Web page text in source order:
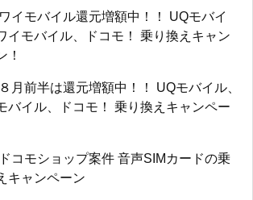
イモバイル還元増額中！！ UQモバイ
イモバイル、ドコモ！ 乗り換えキャン
！
月前半は還元増額中！！ UQモバイル、
バイル、ドコモ！ 乗り換えキャンペー
コモショップ案件 音声SIMカードの乗
キャンペーン